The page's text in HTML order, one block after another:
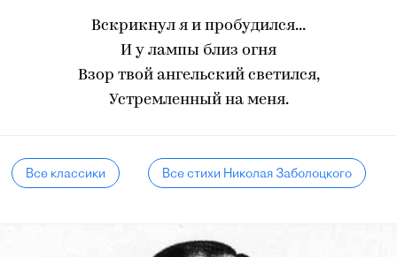
Вскрикнул я и пробудился...
И у лампы близ огня
Взор твой ангельский светился,
Устремленный на меня.
Все классики Все стихи Николая Заболоцкого